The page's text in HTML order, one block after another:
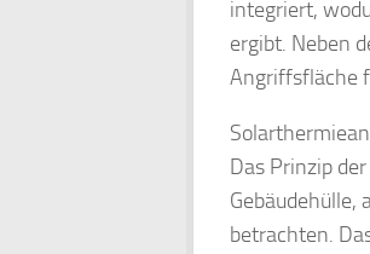
integriert,
ergibt. Neben
Angriffsfläche
Das Prinzip
Gebäudehülle,
betrachten.